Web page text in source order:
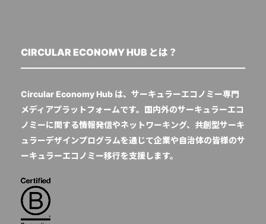
CIRCULAR ECONOMY HUB とは？
Circular Economy Hub は、サーキュラーエコノミー専門
メディアプラットフォームです。国内外のサーキュラーエコ
ノミーに関する情報発信やネットワーキング、共創型サーキ
ュラーデザインプログラムを通じて企業や自治体の皆様のサ
ーキュラーエコノミー移行を支援します。